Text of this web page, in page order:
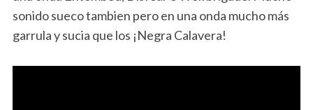
sonido sueco tambien pero en una onda mucho más
garrula y sucia que los ¡Negra Calavera!